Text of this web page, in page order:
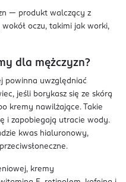
— produkt walczący z
oczu, takimi jak worki,
dla mężczyzn?
powinna uwzględniać
jeśli borykasz się ze skórą
kremy nawilżające. Takie
i zapobiegają utracie wody.
kwas hialuronowy,
kremy